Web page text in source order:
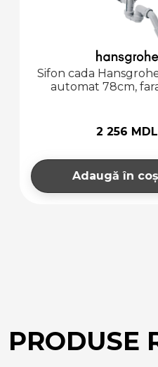
Sifon cada Hansgrohe
automat 78cm, fara
2 256 MDL
Adaugă în coș
PRODUSE